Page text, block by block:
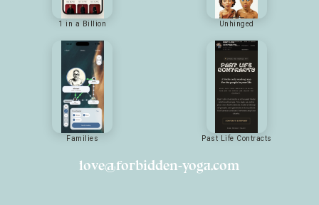
1 in a Billion Unhinged
Families Past Life Contracts
love@forbidden-yoga.com